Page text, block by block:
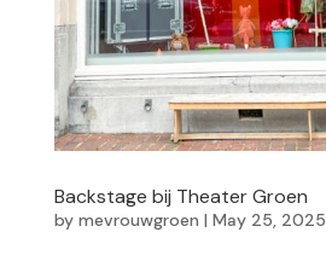
Backstage bij Theater Groen
by mevrouwgroen | May 25, 2025